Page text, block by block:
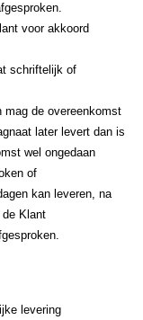
voor akkoord
schriftelijk of
mag de overeenkomst
later levert dan is
wel ongedaan
of
kan leveren, na
Klant
levering